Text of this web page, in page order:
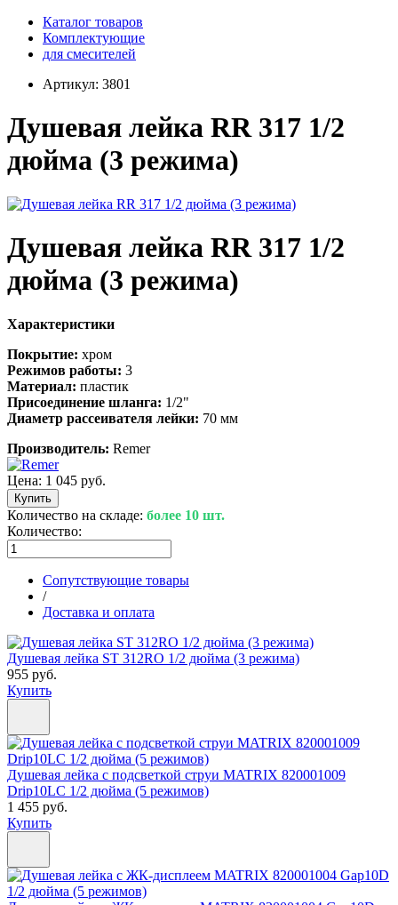
Каталог товаров
Комплектующие
для смесителей
Артикул: 3801
Душевая лейка RR 317 1/2
дюйма (3 режима)
Душевая лейка RR 317 1/2
дюйма (3 режима)
Характеристики
Покрытие: хром
Режимов работы: 3
Материал: пластик
Присоединение шланга: 1/2"
Диаметр рассеивателя лейки: 70 мм
Производитель: Remer
Цена: 1 045 руб.
Количество на складе: более 10 шт.
Количество:
Сопутствующие товары
/
Доставка и оплата
Душевая лейка ST 312RO 1/2 дюйма (3 режима)
955 руб.
Купить
Душевая лейка с подсветкой струи MATRIX 820001009
Drip10LC 1/2 дюйма (5 режимов)
1 455 руб.
Купить